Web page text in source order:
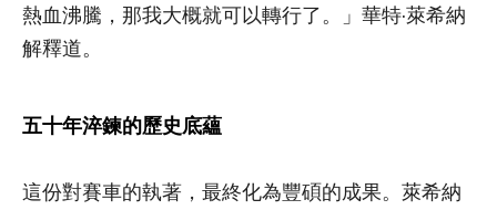
熱血沸騰，那我大概就可以轉行了。」華特·萊希納
解釋道。
五十年淬鍊的歷史底蘊
這份對賽車的執著，最終化為豐碩的成果。萊希納